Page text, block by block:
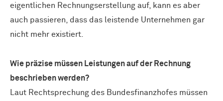
eigentlichen Rechnungserstellung auf, kann es aber
auch passieren, dass das leistende Unternehmen gar
nicht mehr existiert.
Wie präzise müssen Leistungen auf der Rechnung
beschrieben werden?
Laut Rechtsprechung des Bundesfinanzhofes müssen